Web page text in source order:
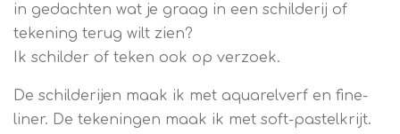
in gedachten wat je graag in een schilderij of
tekening terug wilt zien?
Ik schilder of teken ook op verzoek.
De schilderijen maak ik met aquarelverf en fine-
liner. De tekeningen maak ik met soft-pastelkrijt.